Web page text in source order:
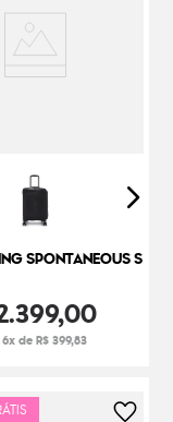
SPONTANEOUS S
.399,00
de R$ 399,83